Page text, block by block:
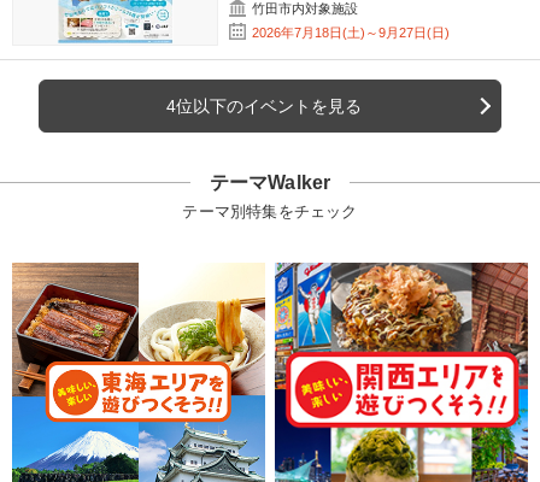
竹田市内対象施設
2026年7月18日(土)～9月27日(日)
4位以下のイベントを見る
テーマWalker
テーマ別特集をチェック